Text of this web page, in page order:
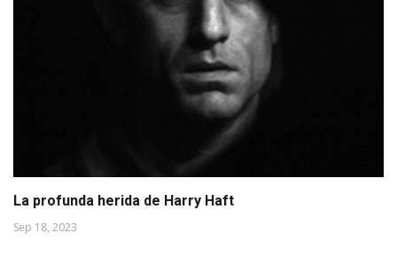
La profunda herida de Harry Haft
Sep 18, 2023